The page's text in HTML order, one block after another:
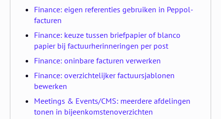
Finance: eigen referenties gebruiken in Peppol-
facturen
Finance: keuze tussen briefpapier of blanco
papier bij factuurherinneringen per post
Finance: oninbare facturen verwerken
Finance: overzichtelijker factuursjablonen
bewerken
Meetings & Events/CMS: meerdere afdelingen
tonen in bijeenkomstenoverzichten